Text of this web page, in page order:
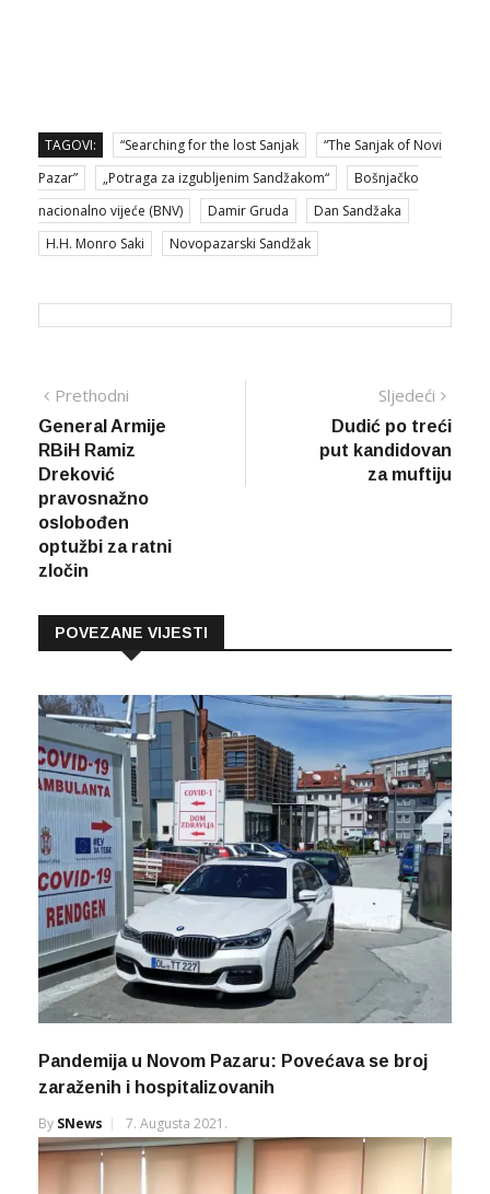
TAGOVI: “Searching for the lost Sanjak
“The Sanjak of Novi
Pazar”
„Potraga za izgubljenim Sandžakom“
Bošnjačko
nacionalno vijeće (BNV)
Damir Gruda
Dan Sandžaka
H.H. Monro Saki
Novopazarski Sandžak
Navigacija
članaka
Prethodni
vijest
General Armije
RBiH Ramiz
Dreković
pravosnažno
oslobođen
optužbi za ratni
zločin
Sljedeći
Dudić po treći
put kandidovan
za muftiju
POVEZANE VIJESTI
Pandemija u Novom Pazaru: Povećava se broj
zaraženih i hospitalizovanih
By SNews 7. Augusta 2021.